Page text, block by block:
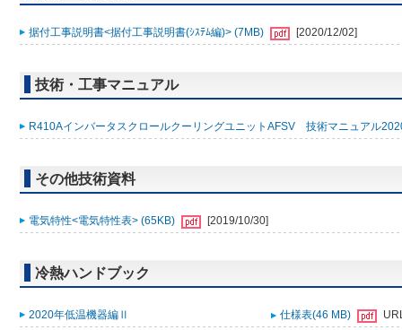
据付工事説明書<据付工事説明書(ｼｽﾃﾑ編)> (7MB) [2020/12/02]
技術・工事マニュアル
R410AインバータスクロールクーリングユニットAFSV 技術マニュアル
その他技術資料
電気特性<電気特性表> (65KB) [2019/10/30]
冷熱ハンドブック
2020年低温機器編Ⅱ 仕様表(46 MB)